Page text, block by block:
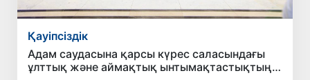
Қауіпсіздік
Адам саудасына қарсы күрес саласындағы
ұлттық және аймақтық ынтымақтастықтың